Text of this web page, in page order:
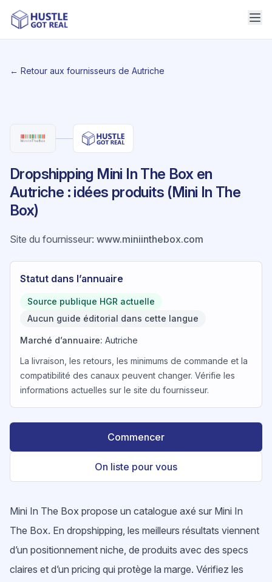
← Retour aux fournisseurs de Autriche
Dropshipping Mini In The Box en
Autriche : idées produits (Mini In The
Box)
Site du fournisseur: www.miniinthebox.com
Statut dans l’annuaire
Source publique HGR actuelle
Aucun guide éditorial dans cette langue
Marché d’annuaire: Autriche
La livraison, les retours, les minimums de commande et la
compatibilité des canaux peuvent changer. Vérifie les
informations actuelles sur le site du fournisseur.
Commencer
On liste pour vous
Mini In The Box propose un catalogue axé sur Mini In
The Box. En dropshipping, les meilleurs résultats viennent
d’un positionnement niche, de produits avec des specs
claires et d’un pricing qui protège la marge. Vérifiez les